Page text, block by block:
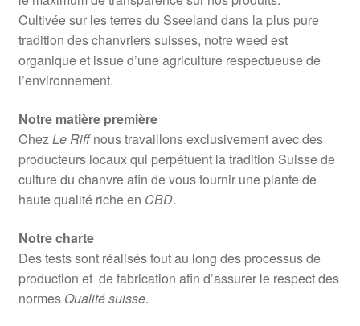
Cultivée sur les terres du Sseeland dans la plus pure
tradition des chanvriers suisses, notre weed est
organique et issue d’une agriculture respectueuse de
l’environnement.
Notre matière première
ChezLe Riffnous travaillons exclusivement avec des
producteurs locaux qui perpétuent la tradition Suisse de
culture du chanvre afin de vous fournir une plante de
haute qualité riche en CBD.
Notre charte
Des tests sont réalisés tout au long des processus de
production et de fabrication afin d’assurer le respect des
normes Qualité suisse.